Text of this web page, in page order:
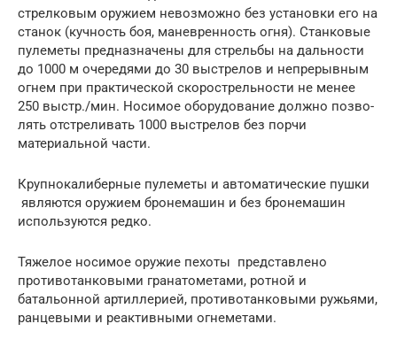
стрелковым оружием невозможно без установки его на
станок (кучность боя, маневренность огня). Станковые
пулеметы предназначены для стрельбы на дальности
до 1000 м очередями до 30 выстрелов и непрерывным
огнем при практической скорострельности не менее
250 выстр./мин. Носимое оборудование должно позво­
лять отстреливать 1000 выстрелов без порчи
материальной части.
Крупнокалиберные пулеметы и автоматические пушки
являются оружием бронемашин и без бронемашин
используются редко.
Тяжелое носимое оружие пехоты представлено
противотанковыми гранатометами, ротной и
батальонной артиллерией, противотанковыми ружьями,
ранцевыми и реактивными огнеметами.